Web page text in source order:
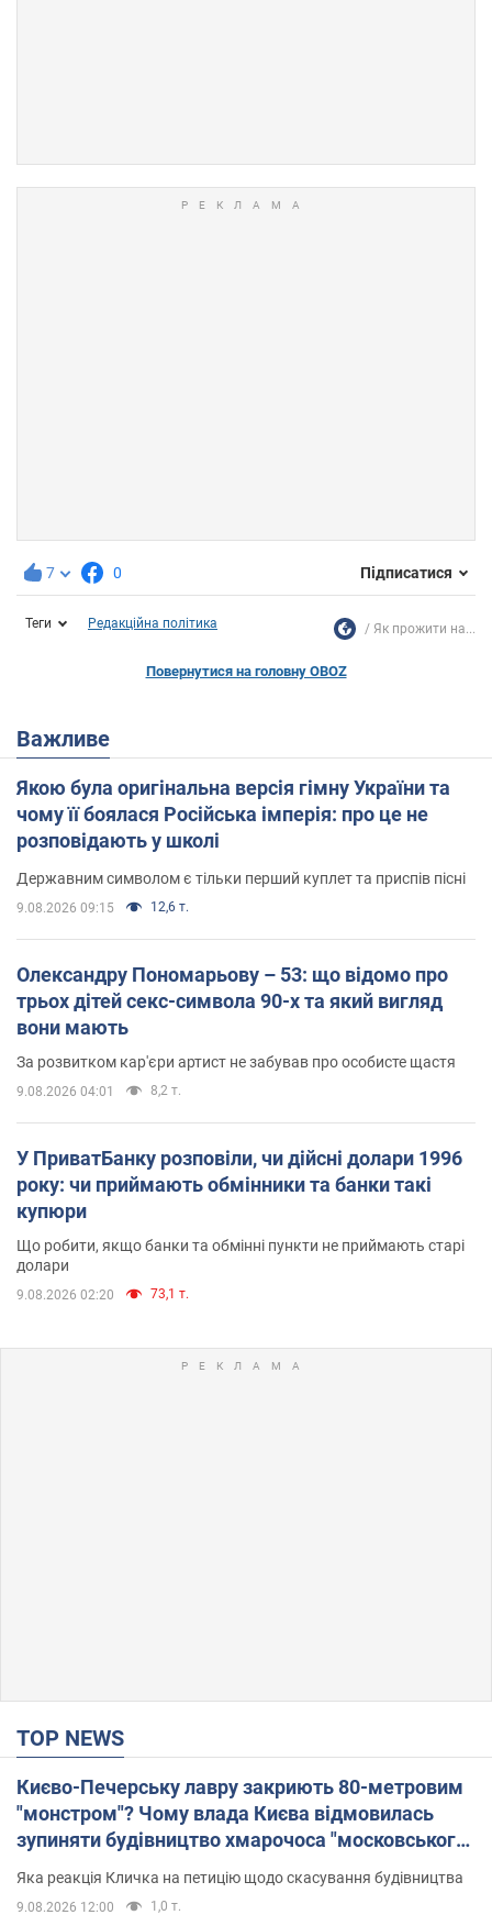
7 0 Підписатися
Теги Редакційна політика Як прожити на...
Повернутися на головну OBOZ
Важливе
Якою була оригінальна версія гімну України та
чому її боялася Російська імперія: про це не
розповідають у школі
Державним символом є тільки перший куплет та приспів пісні
9.08.2026 09:15 12,6 т.
Олександру Пономарьову – 53: що відомо про
трьох дітей секс-символа 90-х та який вигляд
вони мають
За розвитком кар'єри артист не забував про особисте щастя
9.08.2026 04:01 8,2 т.
У ПриватБанку розповіли, чи дійсні долари 1996
року: чи приймають обмінники та банки такі
купюри
Що робити, якщо банки та обмінні пункти не приймають старі
долари
9.08.2026 02:20 73,1 т.
TOP NEWS
Києво-Печерську лавру закриють 80-метровим
"монстром"? Чому влада Києва відмовилась
зупиняти будівництво хмарочоса "московського
вірянина"
Яка реакція Кличка на петицію щодо скасування будівництва
9.08.2026 12:00 1,0 т.